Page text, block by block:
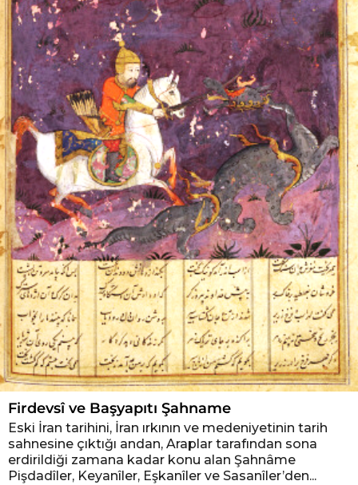
Firdevsî ve Başyapıtı Şahname
Eski İran tarihini, İran ırkının ve medeniyetinin tarih
sahnesine çıktığı andan, Araplar tarafından sona
erdirildiği zamana kadar konu alan Şahnâme
Pişdadîler, Keyanîler, Eşkanîler ve Sasanîler’den...